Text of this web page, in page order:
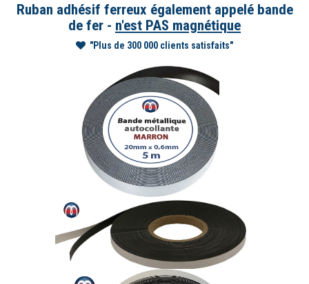
Ruban adhésif ferreux également appelé bande
de fer - n'est PAS magnétique
"Plus de 300 000 clients satisfaits"